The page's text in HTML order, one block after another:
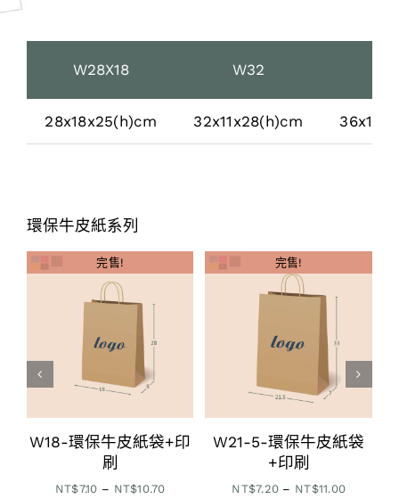
W28X18 W32
28x18x25(h)cm 32x11x28(h)cm
環保牛皮紙系列
完售!
W18-環保牛皮紙袋+印
刷
NT$7.10 – NT$10.70價
完售!
W21-5-環保牛皮紙袋
+印刷
NT$7.20 – NT$11.00價